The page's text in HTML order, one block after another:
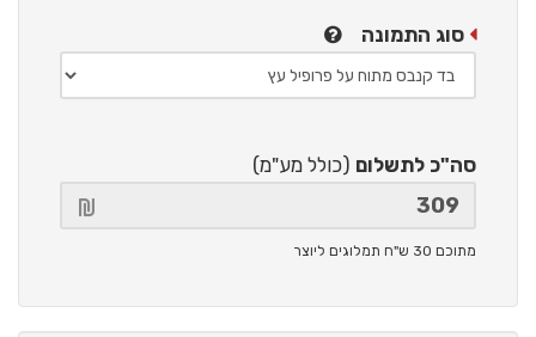
סוג התמונה
סה"כ לתשלום (כולל מע"מ)
מתוכם 30 ש"ח תמלוגים ליוצר